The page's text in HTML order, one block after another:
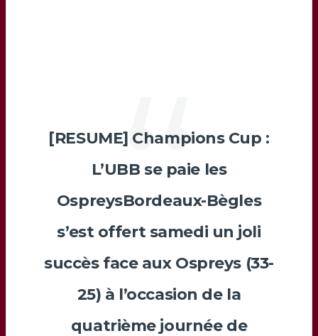
[RESUME] Champions Cup :
L’UBB se paie les
OspreysBordeaux-Bègles
s’est offert samedi un joli
succès face aux Ospreys (33-
25) à l’occasion de la
quatrième journée de